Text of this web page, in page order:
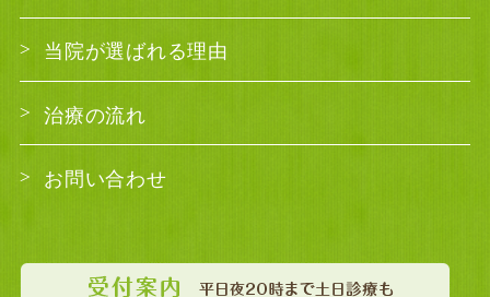
当院が選ばれる理由
治療の流れ
お問い合わせ